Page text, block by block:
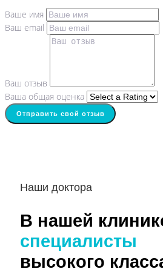
Ваше имя
Ваш email
Ваш отзыв
Ваша общая оценка
Отправить свой отзыв
Наши доктора
В нашей
специалисты
высокого